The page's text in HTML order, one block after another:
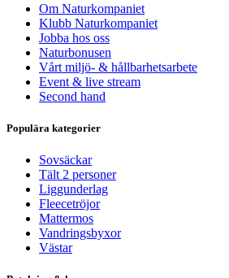
Om Naturkompaniet
Klubb Naturkompaniet
Jobba hos oss
Naturbonusen
Vårt miljö- & hållbarhetsarbete
Event & live stream
Second hand
Populära kategorier
Sovsäckar
Tält 2 personer
Liggunderlag
Fleecetröjor
Mattermos
Vandringsbyxor
Västar